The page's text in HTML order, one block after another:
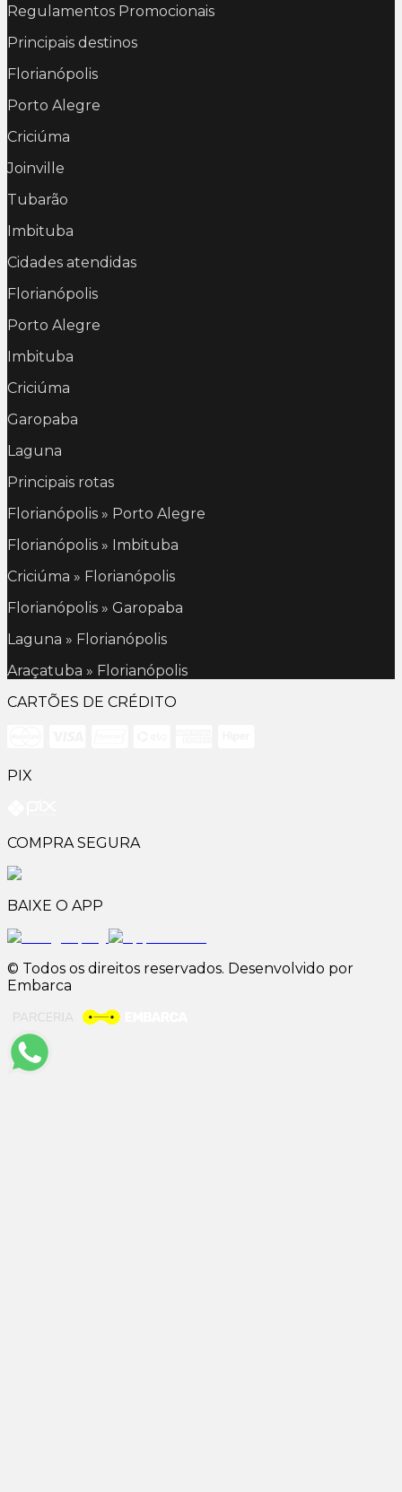
Regulamentos Promocionais
Principais destinos
Florianópolis
Porto Alegre
Criciúma
Joinville
Tubarão
Imbituba
Cidades atendidas
Florianópolis
Porto Alegre
Imbituba
Criciúma
Garopaba
Laguna
Principais rotas
Florianópolis » Porto Alegre
Florianópolis » Imbituba
Criciúma » Florianópolis
Florianópolis » Garopaba
Laguna » Florianópolis
Araçatuba » Florianópolis
CARTÕES DE CRÉDITO
PIX
COMPRA SEGURA
BAIXE O APP
© Todos os direitos reservados. Desenvolvido por
Embarca